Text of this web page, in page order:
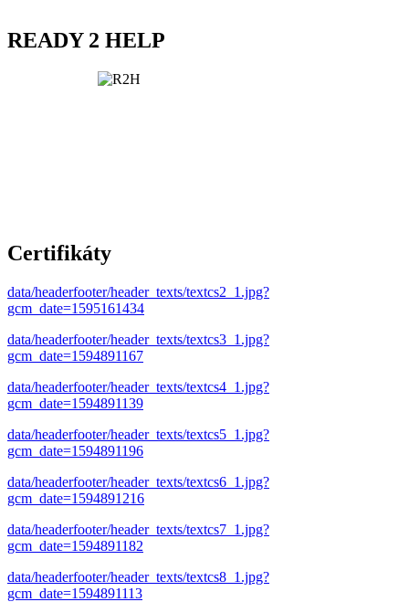
READY 2 HELP
Certifikáty
data/headerfooter/header_texts/textcs2_1.jpg?
gcm_date=1595161434
data/headerfooter/header_texts/textcs3_1.jpg?
gcm_date=1594891167
data/headerfooter/header_texts/textcs4_1.jpg?
gcm_date=1594891139
data/headerfooter/header_texts/textcs5_1.jpg?
gcm_date=1594891196
data/headerfooter/header_texts/textcs6_1.jpg?
gcm_date=1594891216
data/headerfooter/header_texts/textcs7_1.jpg?
gcm_date=1594891182
data/headerfooter/header_texts/textcs8_1.jpg?
gcm_date=1594891113